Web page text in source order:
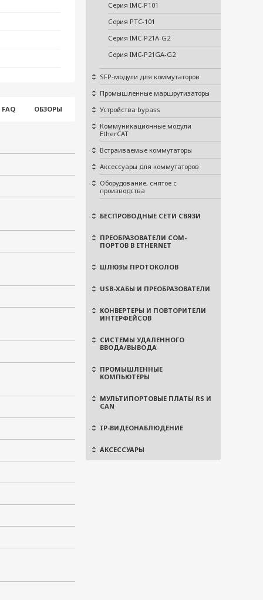
Серия IMC-P101
Серия PTC-101
Серия IMC-P21A-G2
Серия IMC-P21GA-G2
SFP-модули для коммутаторов
Промышленные маршрутизаторы
Устройства bypass
Коммуникационные модули
EtherCAT
Встраиваемые коммутаторы
Аксессуары для коммутаторов
Оборудование, снятое с
производства
БЕСПРОВОДНЫЕ СЕТИ СВЯЗИ
ПРЕОБРАЗОВАТЕЛИ COM-
ПОРТОВ В ETHERNET
ШЛЮЗЫ ПРОТОКОЛОВ
USB-ХАБЫ И ПРЕОБРАЗОВАТЕЛИ
КОНВЕРТЕРЫ И ПОВТОРИТЕЛИ
ИНТЕРФЕЙСОВ
СИСТЕМЫ УДАЛЕННОГО
ВВОДА/ВЫВОДА
ПРОМЫШЛЕННЫЕ
КОМПЬЮТЕРЫ
МУЛЬТИПОРТОВЫЕ ПЛАТЫ RS И
CAN
IP-ВИДЕОНАБЛЮДЕНИЕ
АКСЕССУАРЫ
FAQ ОБЗОРЫ